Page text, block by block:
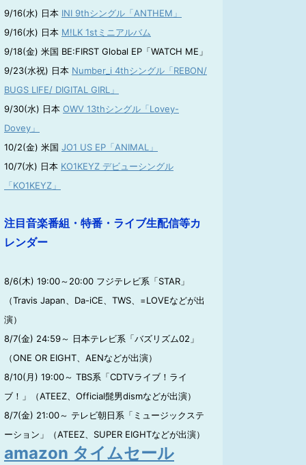
9/16(水) 日本 INI 9thシングル「ANTHEM」
9/16(水) 日本 M!LK 1stミニアルバム
9/18(金) 米国 BE:FIRST Global EP「WATCH ME」
9/23(水祝) 日本 Number_i 4thシングル「REBON/
BUGS LIFE/ DIGITAL GIRL」
9/30(水) 日本 OWV 13thシングル「Lovey-
Dovey」
10/2(金) 米国 JO1 US EP「ANIMAL」
10/7(水) 日本 KO1KEYZ デビューシングル
「KO1KEYZ」
注目音楽番組・特番・ライブ生配信等カ
レンダー
8/6(木) 19:00～20:00 フジテレビ系「STAR」
（Travis Japan、Da-iCE、TWS、=LOVEなどが出
演）
8/7(金) 24:59～ 日本テレビ系「バズリズム02」
（ONE OR EIGHT、AENなどが出演）
8/10(月) 19:00～ TBS系「CDTVライブ！ライ
ブ！」（ATEEZ、Official髭男dismなどが出演）
8/7(金) 21:00～ テレビ朝日系「ミュージックステ
ーション」（ATEEZ、SUPER EIGHTなどが出演）
amazon タイムセール